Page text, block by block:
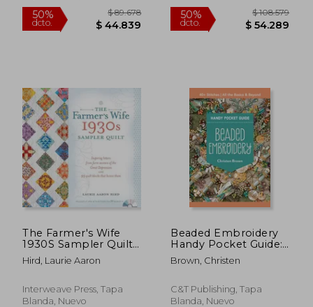
dcto. $ 37.814 dcto.
The Farmer's Wife
1930S Sampler Quilt:
Inspiring Letters
From Farm Women
Depression and 99
Quilt Blocks That
Hird, Laurie Aaron
Interweave Press, Tapa
Blanda, Nuevo
Beaded Embroidery
Handy Pocket Guide:
40+ Stitches; All the
Basics & Beyond (en
Brown, Christen
C&T Publishing, Tapa
Blanda, Nuevo